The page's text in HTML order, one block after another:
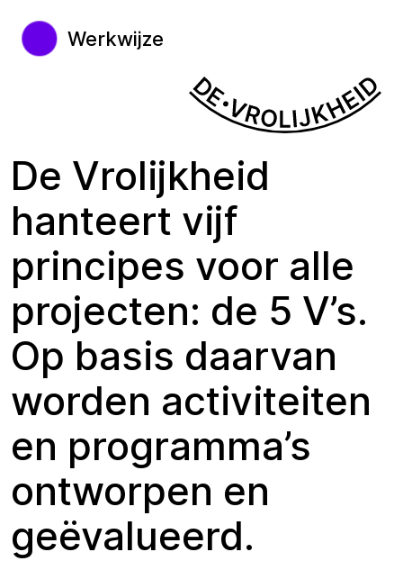
Werkwijze
De Vrolijkheid
hanteert vijf
principes voor alle
projecten: de 5 V’s.
Op basis daarvan
worden activiteiten
en programma’s
ontworpen en
geëvalueerd.